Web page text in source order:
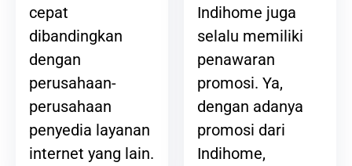
cepat
dibandingkan
dengan
perusahaan-
perusahaan
penyedia layanan
internet yang lain.
Indihome juga
selalu memiliki
penawaran
promosi. Ya,
dengan adanya
promosi dari
Indihome,